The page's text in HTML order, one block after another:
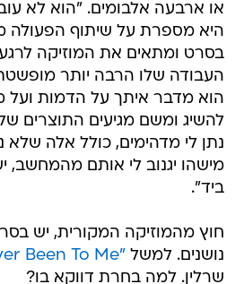
או ארבעה אלבומים. "הוא לא
היא מספרת על שיתוף הפעולה
בסרט ומתאים את המוזיקה
העבודה שלו הרבה יותר מופשטת
הוא מדבר איתך על הדמות
להשיג ומשם מגיעים התוצרים
נתן לי מדהימים, כולל אלה שלא
מישהו יגנוב לי אותם מהמחשב,
ביד".
חוץ מהמוזיקה המקורית, יש
נושנים. למשל "I've Never Been To Me"
שרלין. למה בחרת דווקא בו?